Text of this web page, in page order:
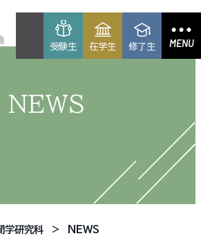
受験生 在学生 修了生 MENU
NEWS
学研究科 NEWS